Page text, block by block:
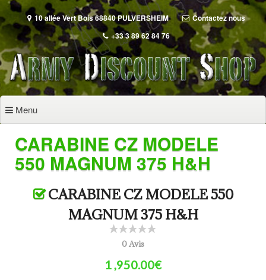
Aller
au
contenu
principal
10 allée Vert Bois 68840 PULVERSHEIM
Contactez nous
+33 3 89 62 84 76
Menu
CARABINE CZ MODELE
550 MAGNUM 375 H&H
CARABINE CZ MODELE 550
MAGNUM 375 H&H
0 Avis
1 ,950.00€